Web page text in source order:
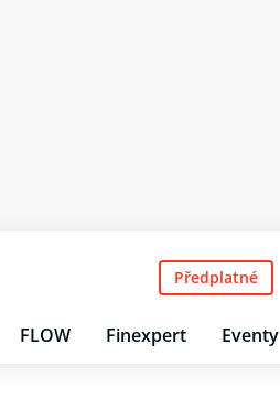
FLOW Finexpert Eventy
Předplatné